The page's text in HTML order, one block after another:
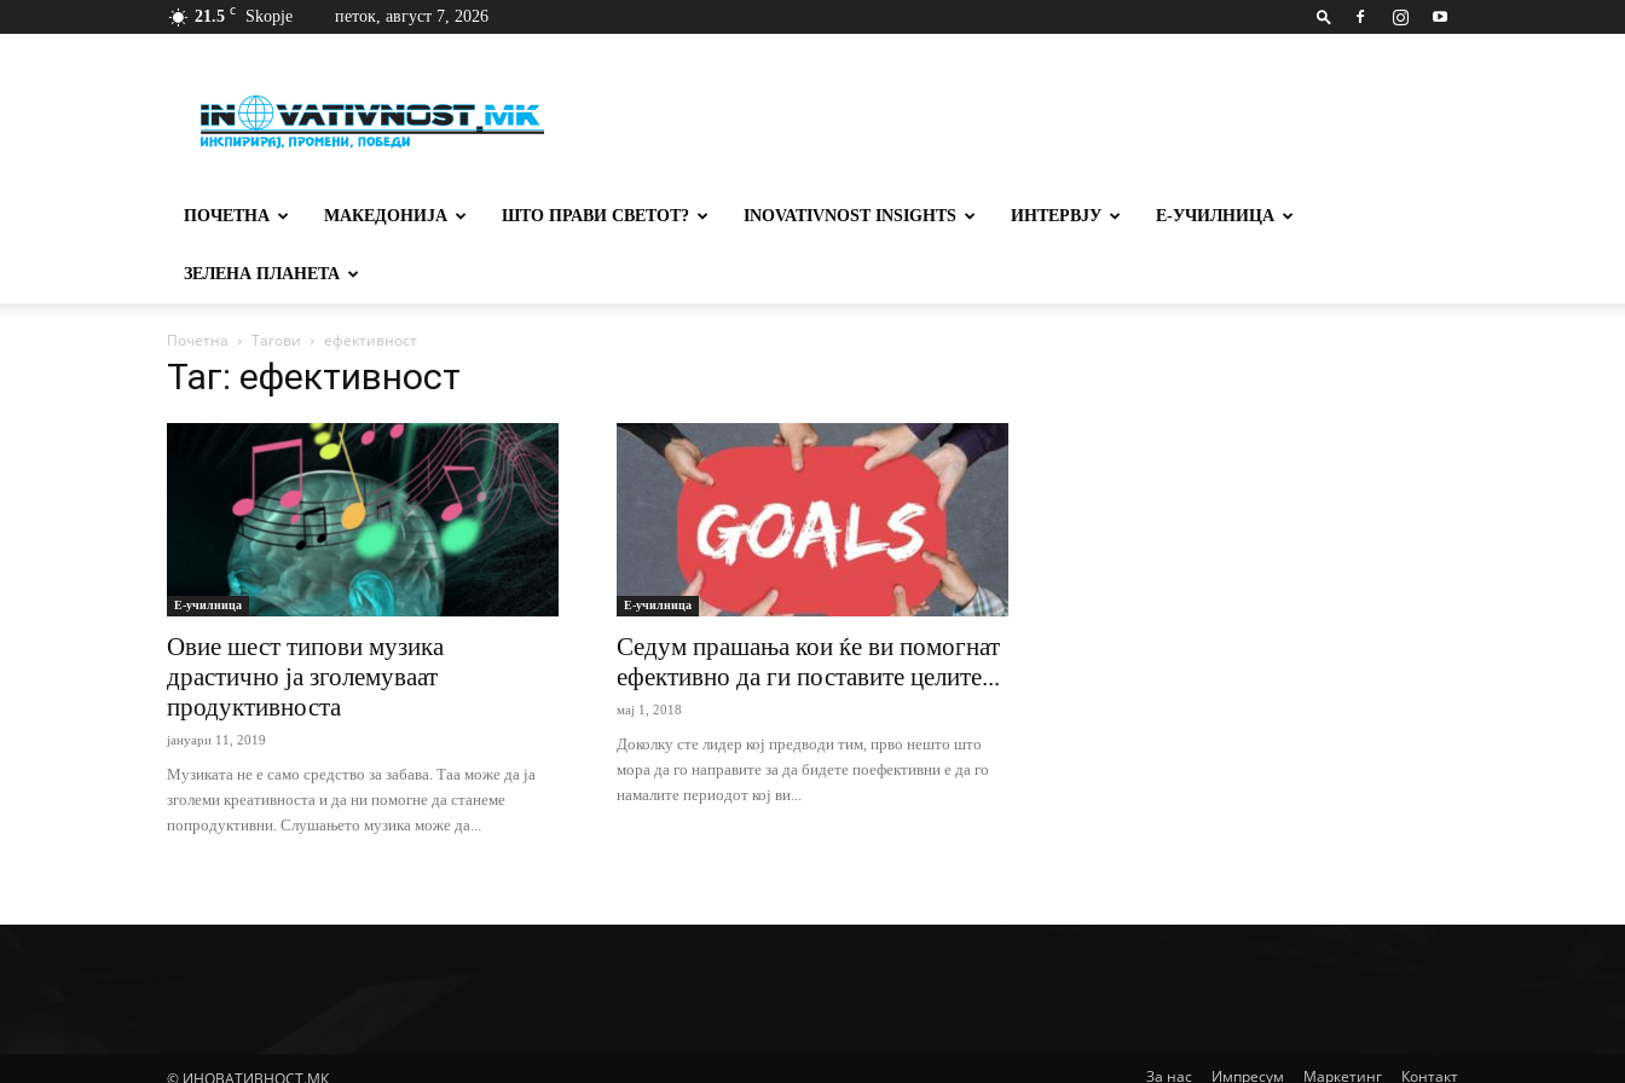
21.5 C Skopje петок, август 7, 2026
ПОЧЕТНА МАКЕДОНИЈА ШТО ПРАВИ СВЕТОТ? INOVATIVNOST INSIGHTS ИНТЕРВЈУ Е-УЧИЛНИЦА
ЗЕЛЕНА ПЛАНЕТА
Почетна Тагови ефективност
Таг: ефективност
Е-училница
Овие шест типови музика
драстично ја зголемуваат
продуктивноста
јануари 11, 2019
Музиката не е само средство за забава. Таа може да ја
зголеми креативноста и да ни помогне да станеме
попрoдуктивни. Слушањето музика може да...
Е-училница
Седум прашања кои ќе ви помогнат
ефективно да ги поставите целите...
мај 1, 2018
Доколку сте лидер кој предводи тим, прво нешто што
мора да го направите за да бидете поефективни е да го
намалите периодот кој ви...
© ИНОВАТИВНОСТ.МК За нас Импресум Маркетинг Контакт